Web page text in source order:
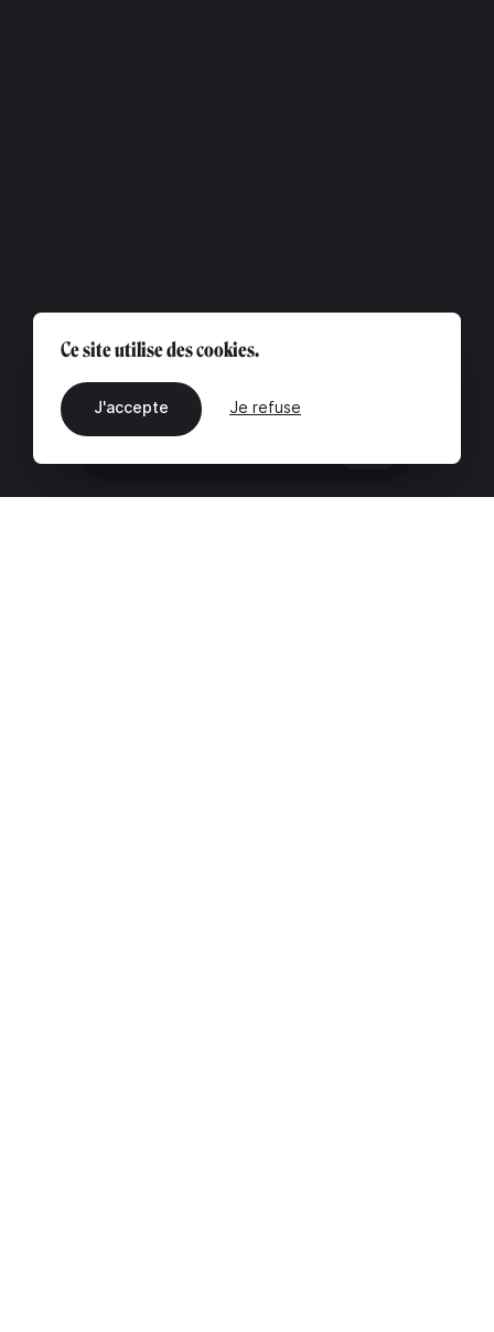
Ce site utilise des cookies.
J'accepte Je refuse